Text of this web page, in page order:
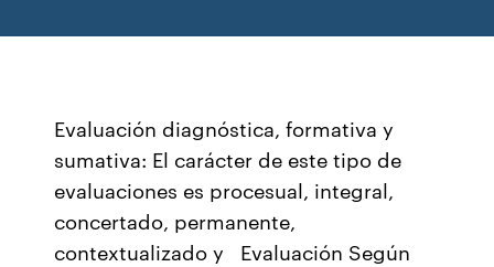
Evaluación diagnóstica, formativa y
sumativa: El carácter de este tipo de
evaluaciones es procesual, integral,
concertado, permanente,
contextualizado y Evaluación Según